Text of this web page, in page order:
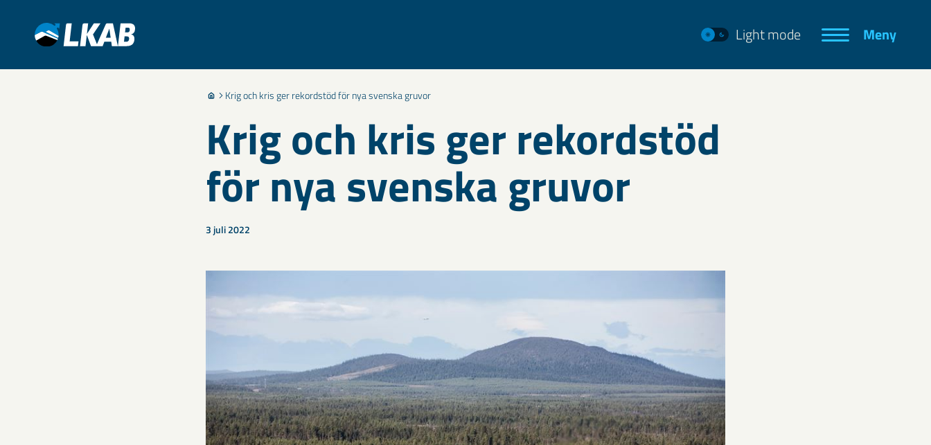
Light mode Meny
Krig och kris ger rekordstöd för nya svenska gruvor
Krig och kris ger rekordstöd
för nya svenska gruvor
3 juli 2022